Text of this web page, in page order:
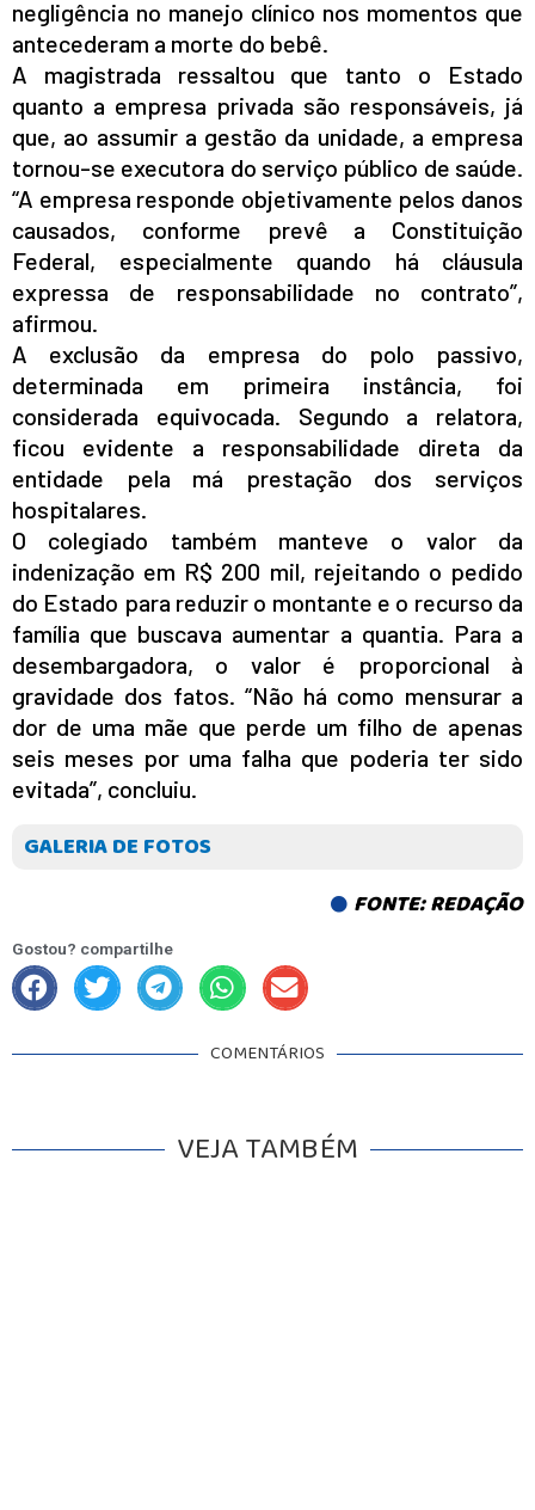
negligência no manejo clínico nos momentos que
antecederam a morte do bebê.
A magistrada ressaltou que tanto o Estado
quanto a empresa privada são responsáveis, já
que, ao assumir a gestão da unidade, a empresa
tornou-se executora do serviço público de saúde.
“A empresa responde objetivamente pelos danos
causados, conforme prevê a Constituição
Federal, especialmente quando há cláusula
expressa de responsabilidade no contrato”,
afirmou.
A exclusão da empresa do polo passivo,
determinada em primeira instância, foi
considerada equivocada. Segundo a relatora,
ficou evidente a responsabilidade direta da
entidade pela má prestação dos serviços
hospitalares.
O colegiado também manteve o valor da
indenização em R$ 200 mil, rejeitando o pedido
do Estado para reduzir o montante e o recurso da
família que buscava aumentar a quantia. Para a
desembargadora, o valor é proporcional à
gravidade dos fatos. “Não há como mensurar a
dor de uma mãe que perde um filho de apenas
seis meses por uma falha que poderia ter sido
evitada”, concluiu.
GALERIA DE FOTOS
FONTE: REDAÇÃO
Gostou? compartilhe
COMENTÁRIOS
VEJA TAMBÉM